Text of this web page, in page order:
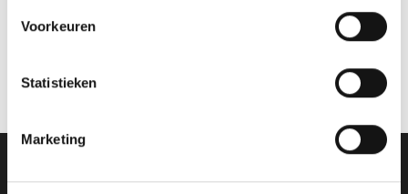
Voorkeuren
Statistieken
Marketing